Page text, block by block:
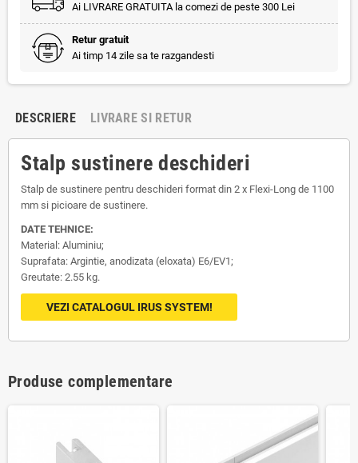
Ai LIVRARE GRATUITA la comezi de peste 300 Lei
Retur gratuit
Ai timp 14 zile sa te razgandesti
DESCRIERE LIVRARE SI RETUR
Stalp sustinere deschideri
Stalp de sustinere pentru deschideri format din 2 x Flexi-Long de 1100
mm si picioare de sustinere.
DATE TEHNICE:
Material: Aluminiu;
Suprafata: Argintie, anodizata (eloxata) E6/EV1;
Greutate: 2.55 kg.
VEZI CATALOGUL IRUS SYSTEM!
Produse complementare